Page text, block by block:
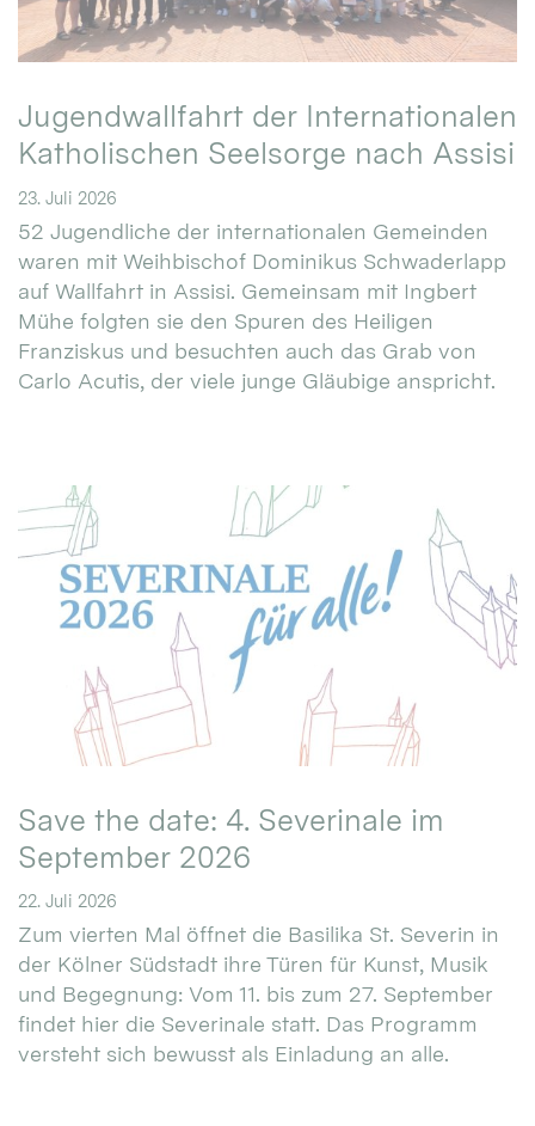
Jugendwallfahrt der Internationalen
Katholischen Seelsorge nach Assisi
23. Juli 2026
52 Jugendliche der internationalen Gemeinden
waren mit Weihbischof Dominikus Schwaderlapp
auf Wallfahrt in Assisi. Gemeinsam mit Ingbert
Mühe folgten sie den Spuren des Heiligen
Franziskus und besuchten auch das Grab von
Carlo Acutis, der viele junge Gläubige anspricht.
Save the date: 4. Severinale im
September 2026
22. Juli 2026
Zum vierten Mal öffnet die Basilika St. Severin in
der Kölner Südstadt ihre Türen für Kunst, Musik
und Begegnung: Vom 11. bis zum 27. September
findet hier die Severinale statt. Das Programm
versteht sich bewusst als Einladung an alle.